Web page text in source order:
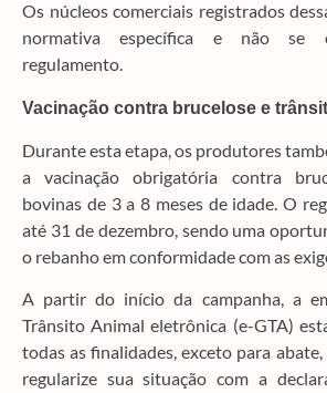
Os núcleos comerciais registrados
normativa específica e não se
regulamento.
Vacinação contra brucelose e
Durante esta etapa, os produtores
a vacinação obrigatória contra
bovinas de 3 a 8 meses de idade. O
até 31 de dezembro, sendo uma
o rebanho em conformidade com as
A partir do início da campanha, a
Trânsito Animal eletrônica (e-GTA)
todas as finalidades, exceto para
regularize sua situação com a